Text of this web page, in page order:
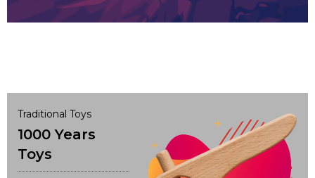
Traditional Toys
1000 Years
Toys